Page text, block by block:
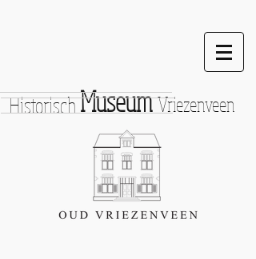
HistorischMuseumVriezenveen